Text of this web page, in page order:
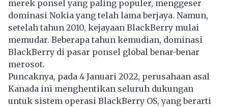
merek ponsel yang paling populer, menggeser
dominasi Nokia yang telah lama berjaya. Namun,
setelah tahun 2010, kejayaan BlackBerry mulai
memudar. Beberapa tahun kemudian, dominasi
BlackBerry di pasar ponsel global benar-benar
merosot.
Puncaknya, pada 4 Januari 2022, perusahaan asal
Kanada ini menghentikan seluruh dukungan
untuk sistem operasi BlackBerry OS, yang berarti